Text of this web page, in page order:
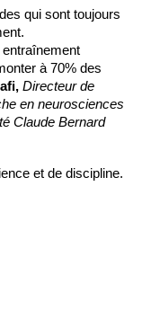
qui sont toujours
entraînement
à 70% des
Directeur de
en neurosciences
Claude Bernard
et de discipline.